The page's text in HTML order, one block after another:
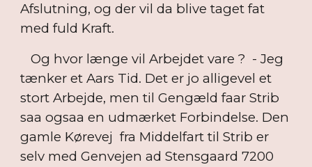
Afslutning, og der vil da blive taget fat
med fuld Kraft.
Og hvor længe vil Arbejdet vare ? - Jeg
tænker et Aars Tid. Det er jo alligevel et
stort Arbejde, men til Gengæld faar Strib
saa ogsaa en udmærket Forbindelse. Den
gamle Kørevej fra Middelfart til Strib er
selv med Genvejen ad Stensgaard 7200